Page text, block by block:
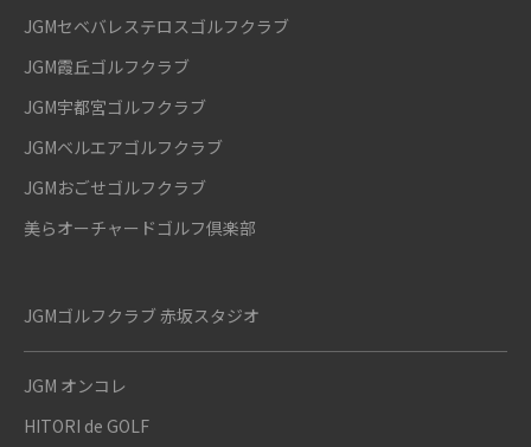
JGMセベバレステロスゴルフクラブ
JGM霞丘ゴルフクラブ
JGM宇都宮ゴルフクラブ
JGMベルエアゴルフクラブ
JGMおごせゴルフクラブ
美らオーチャードゴルフ倶楽部
JGMゴルフクラブ 赤坂スタジオ
JGM オンコレ
HITORI de GOLF